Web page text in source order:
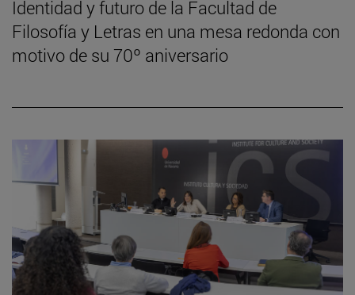
Identidad y futuro de la Facultad de
Filosofía y Letras en una mesa redonda con
motivo de su 70º aniversario